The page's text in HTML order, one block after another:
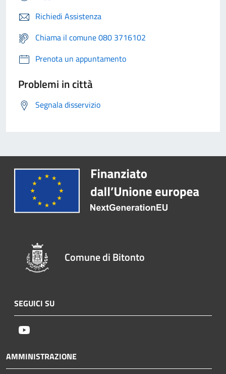
Richiedi Assistenza
Chiama il comune 080 3716102
Prenota un appuntamento
Problemi in città
Segnala disservizio
Comune di Bitonto
SEGUICI SU
AMMINISTRAZIONE